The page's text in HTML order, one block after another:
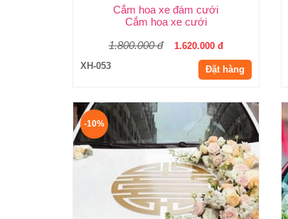
Cắm hoa xe đám cưới
Cắm hoa xe cưới
1.800.000 đ
1.620.000 đ
XH-053
Đặt hàng
-10%